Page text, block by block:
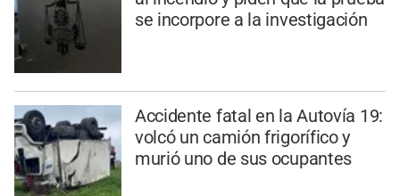
se incorpore a la investigación
Accidente fatal en la Autovía 19:
volcó un camión frigorífico y
murió uno de sus ocupantes